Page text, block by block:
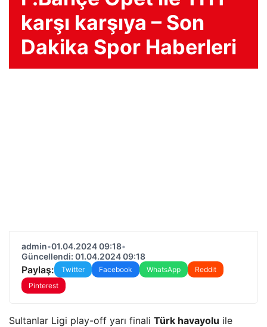
karşı karşıya – Son
Dakika Spor Haberleri
admin•01.04.2024 09:18•
Güncellendi: 01.04.2024 09:18
Paylaş: Twitter Facebook WhatsApp
Reddit
Pinterest
Sultanlar Ligi play-off yarı finali Türk havayolu ile